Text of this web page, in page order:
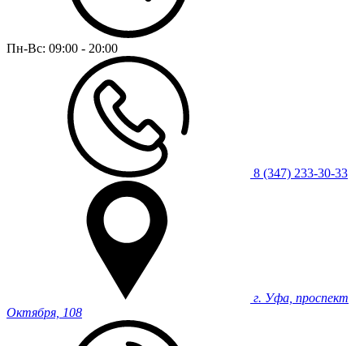
Пн-Вс: 09:00 - 20:00
8 (347) 233-30-33
г. Уфа, проспект
Октября, 108